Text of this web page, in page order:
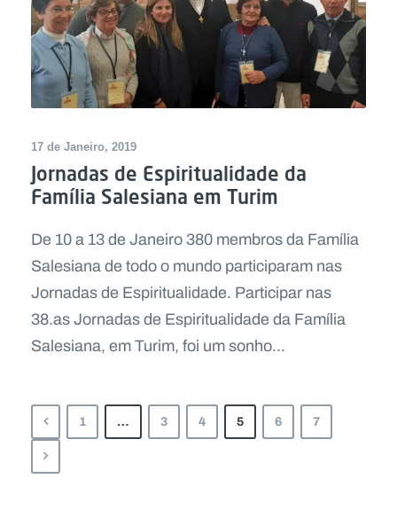
17 de Janeiro, 2019
Jornadas de Espiritualidade da
Família Salesiana em Turim
De 10 a 13 de Janeiro 380 membros da Família
Salesiana de todo o mundo participaram nas
Jornadas de Espiritualidade. Participar nas
38.as Jornadas de Espiritualidade da Família
Salesiana, em Turim, foi um sonho...
1 … 3 4 5 6 7